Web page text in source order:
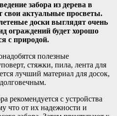
забора из дерева в
свои актуальные просветы.
доски выглядят очень
ограждений будет хорошо
с природой.
полезные
стяжки, пила, лента для
лучший материал для досок,
рекомендуется с устройства
что от их надежности и